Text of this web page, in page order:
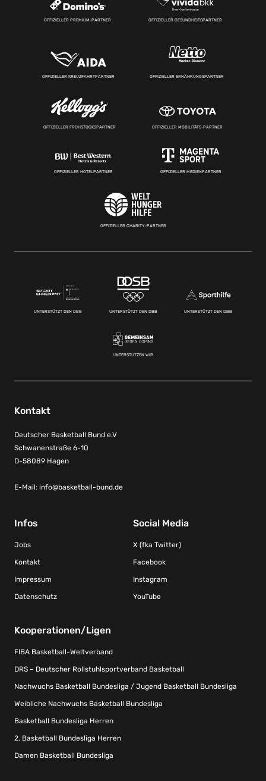
OFFIZIELLER PREMIUM-PARTNER OFFIZIELLER GESUNDHEITSPARTNER
OFFIZIELLER KREUZFAHRTPARTNER OFFIZIELLER ERNÄHRUNGSPARTNER
OFFIZIELLER FRÜHSTÜCKSPARTNER OFFIZIELLER MOBILITÄTS-PARTNER
OFFIZIELLER HOTELPARTNER OFFIZIELLER MEDIENPARTNER
OFFIZIELLER CHARITY-PARTNER
UNTERSTÜTZT DEN DBB UNTERSTÜTZT DEN DBB UNTERSTÜTZT DEN DBB
UNTERSTÜTZEN WIR
Kontakt
Deutscher Basketball Bund e.V
Schwanenstraße 6-10
D-58089 Hagen
E-Mail: info@basketball-bund.de
Infos
Jobs
Kontakt
Impressum
Datenschutz
Social Media
X (fka Twitter)
Facebook
Instagram
YouTube
Kooperationen/Ligen
FIBA Basketball-Weltverband
DRS – Deutscher Rollstuhlsportverband Basketball
Nachwuchs Basketball Bundesliga / Jugend Basketball Bundesliga
Weibliche Nachwuchs Basketball Bundesliga
Basketball Bundesliga Herren
2. Basketball Bundesliga Herren
Damen Basketball Bundesliga